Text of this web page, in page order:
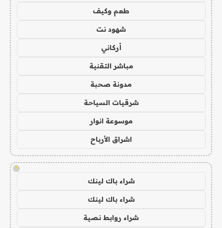
طعم وكيف
شهود نت
أركاني
مباشر التقنية
مدونة صحبة
شرقيات السياحة
موسوعة انوار
اشراق الأرباح
!
شراء باك لينك
شراء باك لينك
شراء روابط نصية